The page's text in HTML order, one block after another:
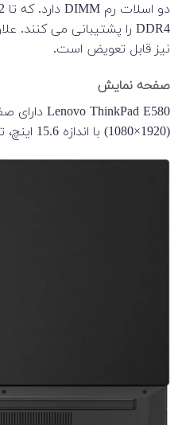
نیز قابل تعویض است.
صفحه نمایش
(1080×1920) با اندازه 15.6 اینچ، تراکم پیکسل 142 ppi است.